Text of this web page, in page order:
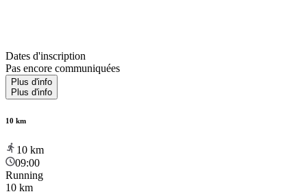
Dates d'inscription
Pas encore communiquées
Plus d'info
Plus d'info
10 km
10 km
09:00
Running
10 km